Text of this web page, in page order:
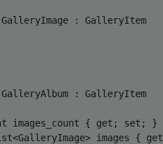
GalleryImage : GalleryItem
GalleryAlbum : GalleryItem
images_count { get ; set ; }
images { get